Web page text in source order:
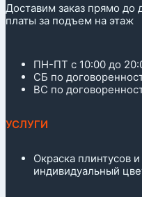
Доставим заказ прямо до
платы за подъем на этаж
ПН-ПТ с 10:00 до
СБ по
ВС по
УСЛУГИ
Окраска плинтусов
индивидуальный